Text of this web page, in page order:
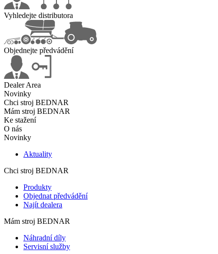
Vyhledejte distributora
Objednejte předvádění
Dealer Area
Novinky
Chci stroj BEDNAR
Mám stroj BEDNAR
Ke stažení
O nás
Novinky
Aktuality
Chci stroj BEDNAR
Produkty
Objednat předvádění
Najít dealera
Mám stroj BEDNAR
Náhradní díly
Servisní služby